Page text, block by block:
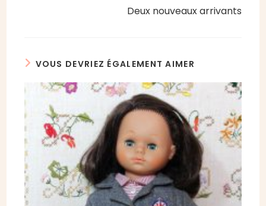
Deux nouveaux arrivants
VOUS DEVRIEZ ÉGALEMENT AIMER